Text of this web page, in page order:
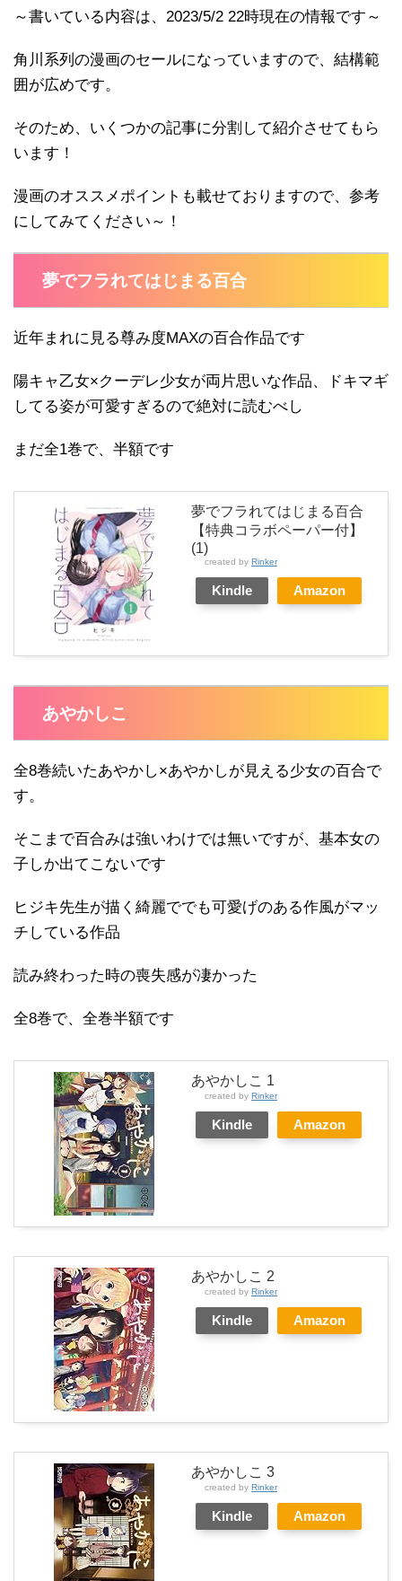
～書いている内容は、2023/5/2 22時現在の情報です～
角川系列の漫画のセールになっていますので、結構範
囲が広めです。
そのため、いくつかの記事に分割して紹介させてもら
います！
漫画のオススメポイントも載せておりますので、参考
にしてみてください～！
夢でフラれてはじまる百合
近年まれに見る尊み度MAXの百合作品です
陽キャ乙女×クーデレ少女が両片思いな作品、ドキマギ
してる姿が可愛すぎるので絶対に読むべし
まだ全1巻で、半額です
夢でフラれてはじまる百合
【特典コラボペーパー付】
(1)
created by Rinker
Kindle Amazon
あやかしこ
全8巻続いたあやかし×あやかしが見える少女の百合で
す。
そこまで百合みは強いわけでは無いですが、基本女の
子しか出てこないです
ヒジキ先生が描く綺麗ででも可愛げのある作風がマッ
チしている作品
読み終わった時の喪失感が凄かった
全8巻で、全巻半額です
あやかしこ 1
created by Rinker
Kindle Amazon
あやかしこ 2
created by Rinker
Kindle Amazon
あやかしこ 3
created by Rinker
Kindle Amazon